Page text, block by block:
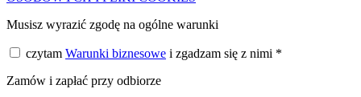
Musisz wyrazić zgodę na ogólne warunki
czytam Warunki biznesowe i zgadzam się z nimi *
Zamów i zapłać przy odbiorze